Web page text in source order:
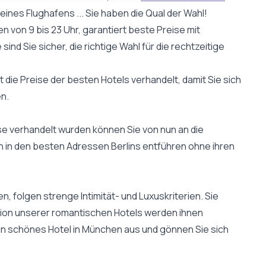
Flughafens ... Sie haben die Qual der Wahl!
von 9 bis 23 Uhr, garantiert beste Preise mit
Sie sicher, die richtige Wahl für die rechtzeitige
Preise der besten Hotels verhandelt, damit Sie sich
verhandelt wurden können Sie von nun an die
in den besten Adressen Berlins entführen ohne ihren
folgen strenge Intimität- und Luxuskriterien. Sie
unserer romantischen Hotels werden ihnen
Hotel in München aus und gönnen Sie sich